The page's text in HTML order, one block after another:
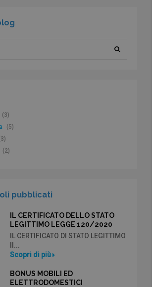
(3)
(5)
(2)
pubblicati
IL CERTIFICATO DELLO STATO
LEGITTIMO LEGGE 120/2020
IL CERTIFICATO DI STATO LEGITTIMO
Scopri di più
BONUS MOBILI ED
ELETTRODOMESTICI